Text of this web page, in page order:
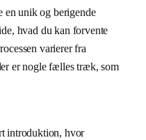
en unik og berigende
hvad du kan forvente
varierer fra
er nogle fælles træk, som
introduktion, hvor